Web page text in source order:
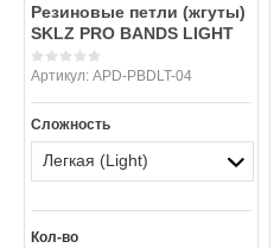
Резиновые петли (жгуты)
SKLZ PRO BANDS LIGHT
Артикул: APD-PBDLT-04
Сложность
Легкая (Light)
Кол-во